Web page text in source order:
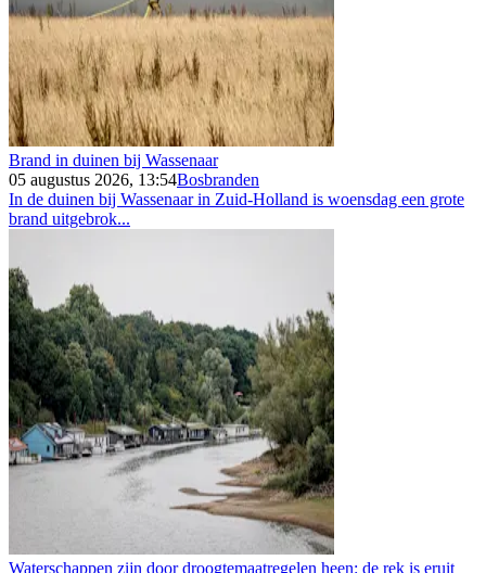
Brand in duinen bij Wassenaar
05 augustus 2026, 13:54Bosbranden
In de duinen bij Wassenaar in Zuid-Holland is woensdag een grote
brand uitgebrok...
Waterschappen zijn door droogtemaatregelen heen: de rek is eruit